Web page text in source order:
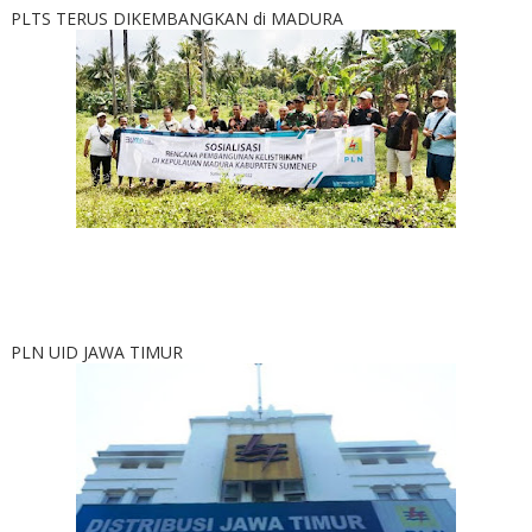
PLTS TERUS DIKEMBANGKAN di MADURA
PLN UID JAWA TIMUR